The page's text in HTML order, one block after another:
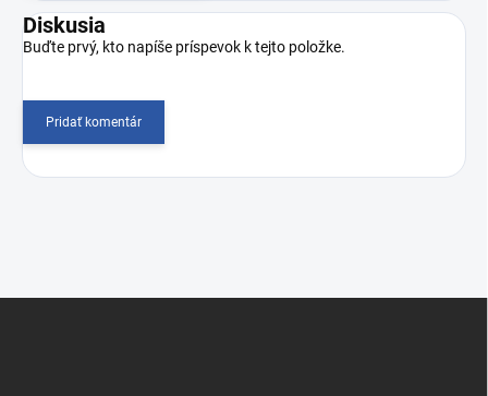
Diskusia
Buďte prvý, kto napíše príspevok k tejto položke.
Pridať komentár